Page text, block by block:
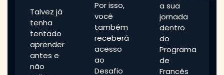
Talvez já
tenha
tentado
aprender
antes e
não
Por isso,
você
também
receberá
acesso
ao
Desafio
a sua
jornada
dentro
do
Programa
de
Francês